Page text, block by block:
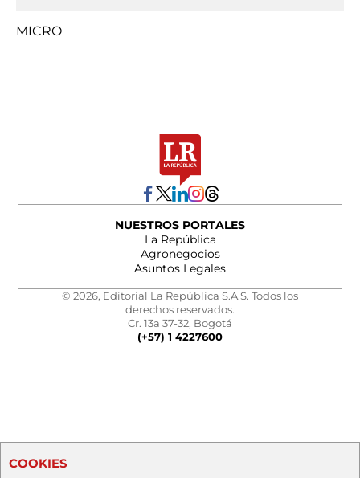
MICRO
NUESTROS PORTALES
La República
Agronegocios
Asuntos Legales
© 2026, Editorial La República S.A.S. Todos los
derechos reservados.
Cr. 13a 37-32, Bogotá
(+57) 1 4227600
COOKIES